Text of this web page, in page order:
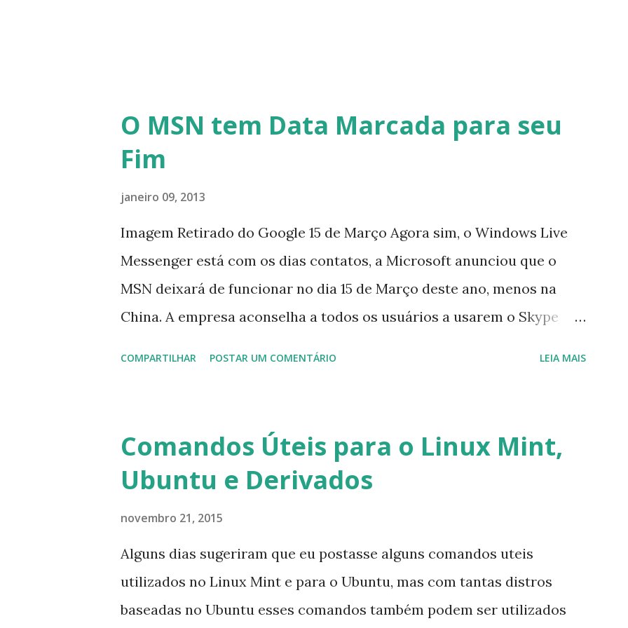
O MSN tem Data Marcada para seu
Fim
janeiro 09, 2013
Imagem Retirado do Google 15 de Março Agora sim, o Windows Live
Messenger está com os dias contatos, a Microsoft anunciou que o
MSN deixará de funcionar no dia 15 de Março deste ano, menos na
China. A empresa aconselha a todos os usuários a usarem o Skype
notificação). Acho o Skype melhor que o Windows Live (assim como
muitos profissionais de TI) , mesmo na versão para Linux, claro,
sempre existem outras opções e o Pidgin, que se mostra como opção.
COMPARTILHAR POSTAR UM COMENTÁRIO LEIA MAIS
Comandos Úteis para o Linux Mint,
Ubuntu e Derivados
novembro 21, 2015
Alguns dias sugeriram que eu postasse alguns comandos uteis
utilizados no Linux Mint e para o Ubuntu, mas com tantas distros
baseadas no Ubuntu esses comandos também podem ser utilizados